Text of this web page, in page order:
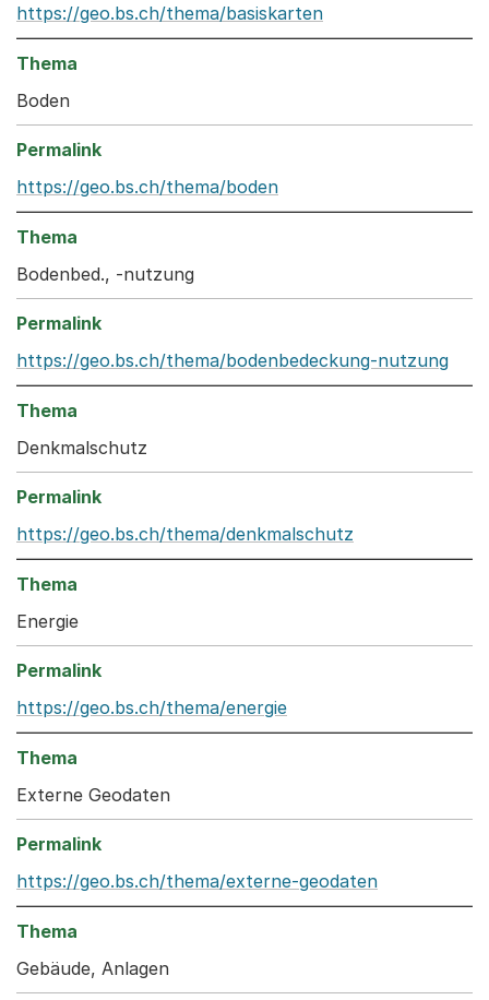
https://geo.bs.ch/thema/basiskarten
Boden
https://geo.bs.ch/thema/boden
Bodenbed., -nutzung
https://geo.bs.ch/thema/bodenbedeckung-nutzung
Denkmalschutz
https://geo.bs.ch/thema/denkmalschutz
Energie
https://geo.bs.ch/thema/energie
Externe Geodaten
https://geo.bs.ch/thema/externe-geodaten
Gebäude, Anlagen